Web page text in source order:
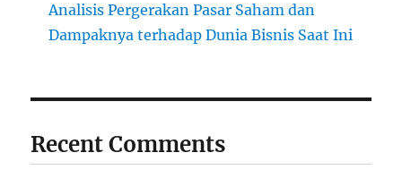
Analisis Pergerakan Pasar Saham dan
Dampaknya terhadap Dunia Bisnis Saat Ini
Recent Comments